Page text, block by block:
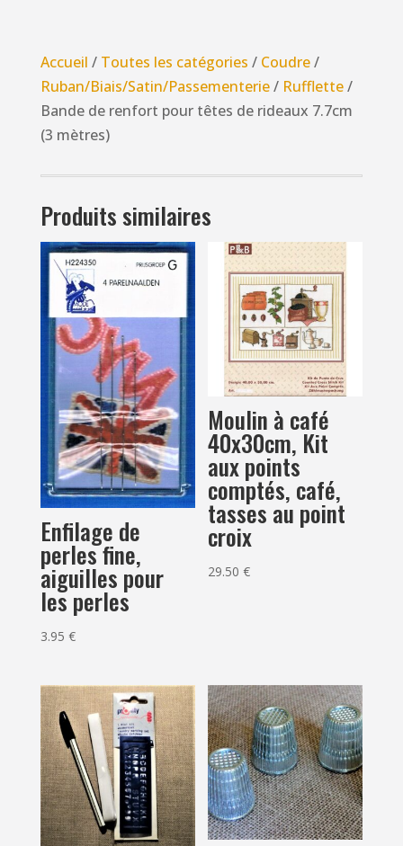
pour
têtes
de
rideaux
7.7cm
mètres)
Accueil / Toutes les catégories / Coudre/
Ruban/Biais/Satin/Passementerie/ Rufflette/
Bande de renfort pour têtes de rideaux 7.7cm
(3 mètres)
Produits similaires
Enfilage de
perles fine,
aiguilles pour
les perles
3.95 €
Moulin à café
40x30cm, Kit
aux points
comptés, café,
tasses au point
croix
29.50€